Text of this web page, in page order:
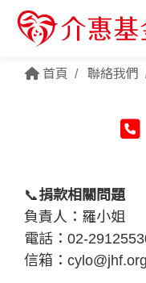
首頁 聯絡我們
📞捐款相關問題
負責人：羅小姐
電話：02-
信箱：